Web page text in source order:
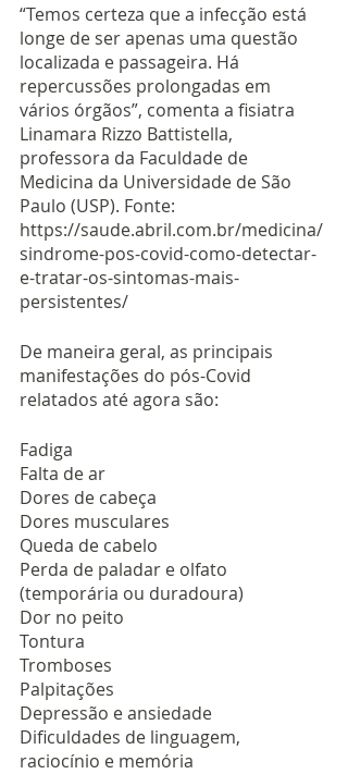
“Temos certeza que a infecção está
longe de ser apenas uma questão
localizada e passageira. Há
repercussões prolongadas em
vários órgãos”, comenta a fisiatra
Linamara Rizzo Battistella,
professora da Faculdade de
Medicina da Universidade de São
Paulo (USP). Fonte:
https://saude.abril.com.br/medicina/
sindrome-pos-covid-como-detectar-
e-tratar-os-sintomas-mais-
persistentes/
De maneira geral, as principais
manifestações do pós-Covid
relatados até agora são:
Fadiga
Falta de ar
Dores de cabeça
Dores musculares
Queda de cabelo
Perda de paladar e olfato
(temporária ou duradoura)
Dor no peito
Tontura
Tromboses
Palpitações
Depressão e ansiedade
Dificuldades de linguagem,
raciocínio e memória